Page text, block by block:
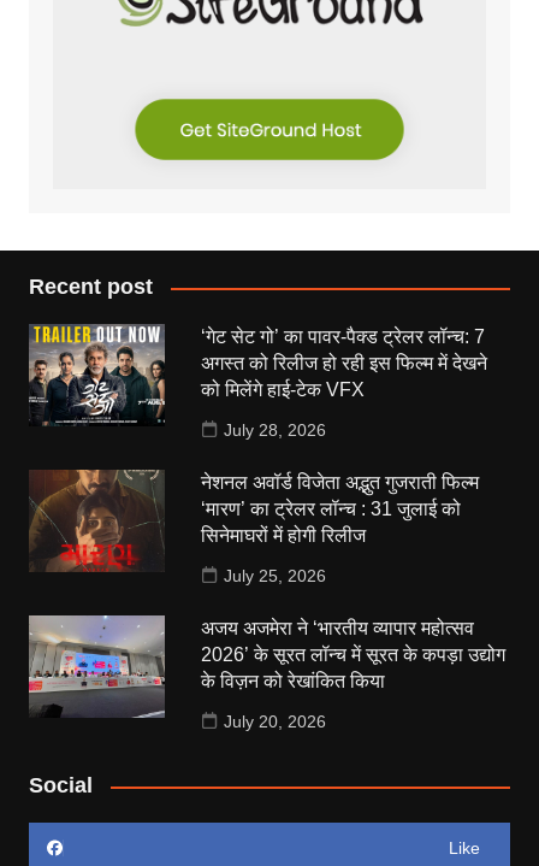
Recent post
‘गेट सेट गो’ का पावर-पैक्ड ट्रेलर लॉन्च: 7
अगस्त को रिलीज हो रही इस फिल्म में देखने
को मिलेंगे हाई-टेक VFX
July 28, 2026
नेशनल अवॉर्ड विजेता अद्भुत गुजराती फिल्म
‘मारण’ का ट्रेलर लॉन्च : 31 जुलाई को
सिनेमाघरों में होगी रिलीज
July 25, 2026
अजय अजमेरा ने ‘भारतीय व्यापार महोत्सव
2026’ के सूरत लॉन्च में सूरत के कपड़ा उद्योग
के विज़न को रेखांकित किया
July 20, 2026
Social
Like